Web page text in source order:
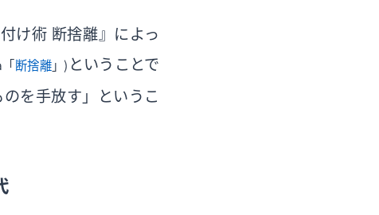
け術 断捨離』によっ
断捨離」） ということで
を手放す」というこ